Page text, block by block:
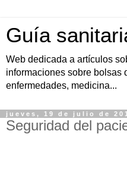
Guía
Web dedicada a artículos
informaciones sobre bolsas
enfermedades, medicina...
jueves, 19 de julio de
Seguridad del